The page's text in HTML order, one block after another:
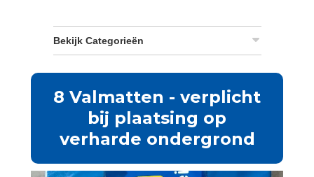
Bekijk Categorieën
8 Valmatten - verplicht
bij plaatsing op
verharde ondergrond